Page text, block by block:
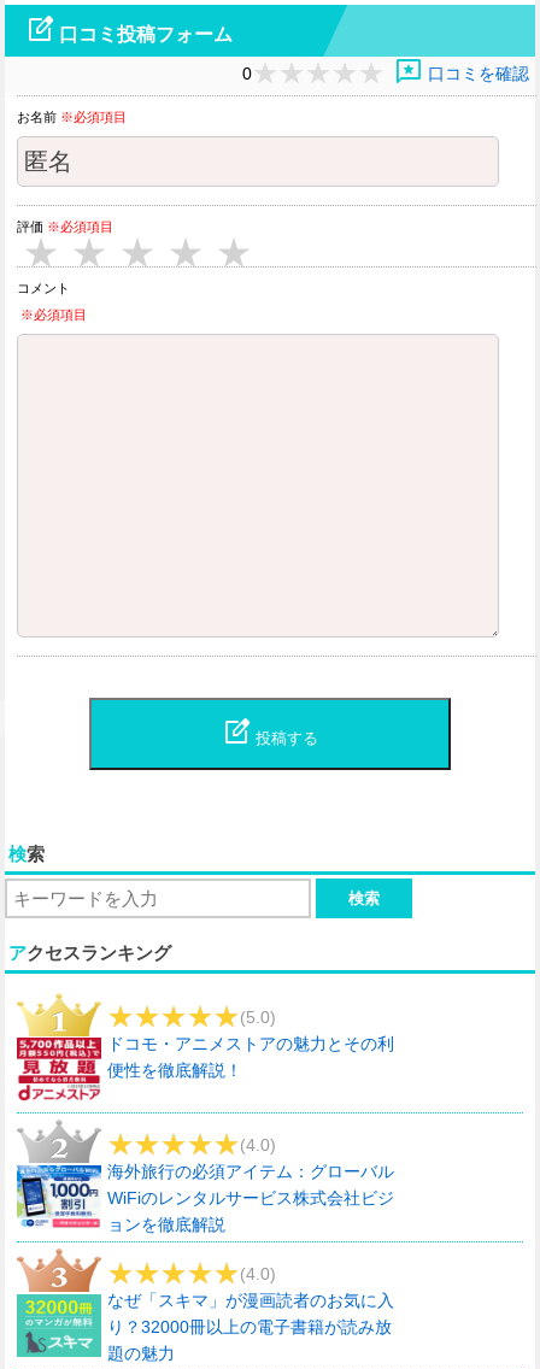
edit_square 口コミ投稿フォーム
0 reviews 口コミを確認
お名前 ※必須項目
評価 ※必須項目
★
★
★
★
★
コメント
※必須項目
edit_square 投稿する
検索
アクセスランキング
(5.0)
ドコモ・アニメストアの魅力とその利
便性を徹底解説！
(4.0)
海外旅行の必須アイテム：グローバル
WiFiのレンタルサービス株式会社ビジ
ョンを徹底解説
(4.0)
なぜ「スキマ」が漫画読者のお気に入
り？32000冊以上の電子書籍が読み放
題の魅力